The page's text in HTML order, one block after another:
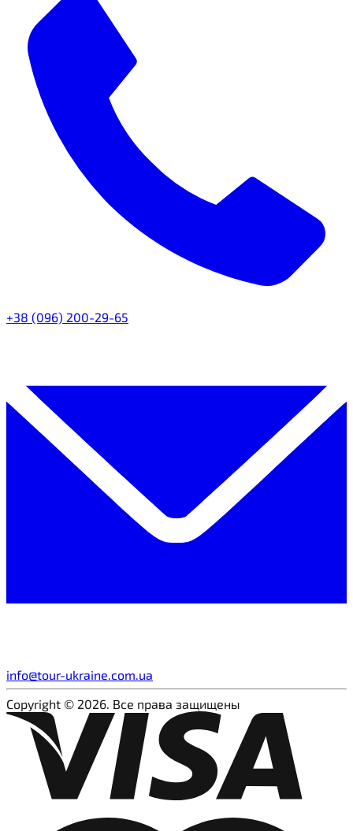
+38 (096) 200-29-65
info@tour-ukraine.com.ua
Copyright © 2026. Все права защищены